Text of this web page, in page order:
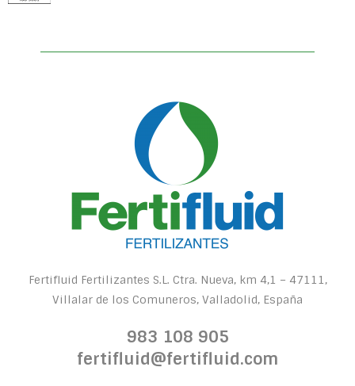
Fertifluid Fertilizantes S.L. Ctra. Nueva, km 4,1 – 47111,
Villalar de los Comuneros, Valladolid, España
983 108 905
fertifluid@fertifluid.com